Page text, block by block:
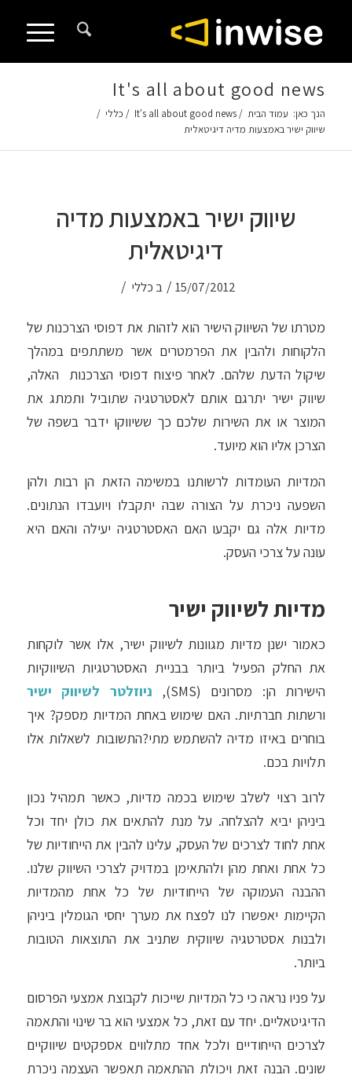
It's all about good news
הנך כאן: עמוד הבית /
It's all about good news
/ כללי /
שיווק ישיר באמצעות מדיה דיגיטאלית
שיווק ישיר באמצעות מדיה
דיגיטאלית
15/07/2012
/ ב כללי /
מטרתו של השיווק הישיר הוא לזהות את דפוסי הצרכנות של
הלקוחות ולהבין את הפרמטרים אשר משתתפים במהלך
שיקול הדעת שלהם. לאחר פיצוח דפוסי הצרכנות האלה,
שיווק ישיר יתרגם אותם לאסטרטגיה שתוביל ותמתג את
המוצר או את השירות שלכם כך ששיווקו ידבר בשפה של
הצרכן אליו הוא מיועד.
המדיות העומדות לרשותנו במשימה הזאת הן רבות ולהן
השפעה ניכרת על הצורה שבה יתקבלו ויועבדו הנתונים.
מדיות אלה גם יקבעו האם האסטרטגיה יעילה והאם היא
עונה על צרכי העסק.
מדיות לשיווק ישיר
כאמור ישנן מדיות מגוונות לשיווק ישיר, אלו אשר לוקחות
את החלק הפעיל ביותר בבניית האסטרטגיות השיווקיות
הישירות הן: מסרונים (SMS),
ניוזלטר לשיווק ישיר
ורשתות חברתיות. האם שימוש באחת המדיות מספק? איך
בוחרים באיזו מדיה להשתמש מתי?התשובות לשאלות אלו
תלויות בכם.
לרוב רצוי לשלב שימוש בכמה מדיות, כאשר תמהיל נכון
ביניהן יביא להצלחה. על מנת להתאים את כולן יחד וכל
אחת לחוד לצרכים של העסק, עלינו להבין את הייחודיות של
כל אחת ואחת מהן ולהתאימן במדויק לצרכי השיווק שלנו.
ההבנה העמוקה של הייחודיות של כל אחת מהמדיות
הקיימות יאפשרו לנו לפצח את מערך יחסי הגומלין ביניהן
ולבנות אסטרטגיה שיווקית שתניב את התוצאות הטובות
ביותר.
על פניו נראה כי כל המדיות שייכות לקבוצת אמצעי הפרסום
הדיגיטאליים. יחד עם זאת, כל אמצעי הוא בר שינוי והתאמה
לצרכים הייחודיים ולכל אחד מתלווים אספקטים שיווקיים
שונים. הבנה זאת ויכולת ההתאמה תאפשר העצמה ניכרת